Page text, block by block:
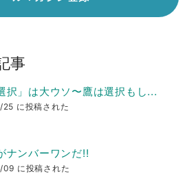
事
択」は大ウソ〜鷹は選択もし...
に投稿された
ナンバーワンだ!!
に投稿された